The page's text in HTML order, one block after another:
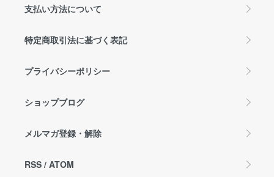
支払い方法について
特定商取引法に基づく表記
プライバシーポリシー
ショップブログ
メルマガ登録・解除
RSS / ATOM